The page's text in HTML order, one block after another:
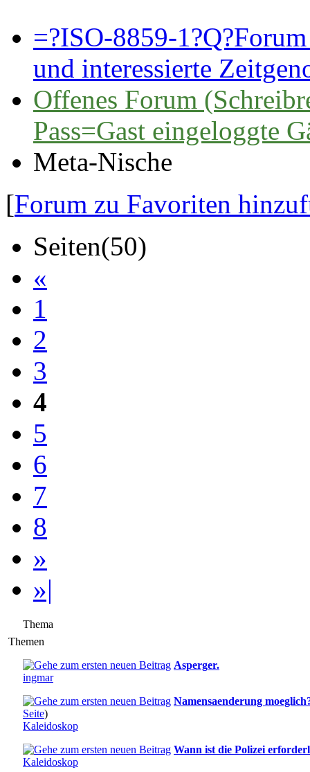
=?ISO-8859-
und interessierte
Offenes Forum
Pass=Gast eingeloggte
Meta-Nische
[Forum zu Favoriten
Seiten(50)
«
1
2
3
4
5
6
7
8
»
»|
Thema
Themen
Asperger.
ingmar
Namensaenderung
Seite)
Kaleidoskop
Wann ist die Polizei
Kaleidoskop